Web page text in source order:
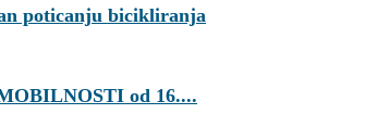
poticanju bicikliranja
od 16....